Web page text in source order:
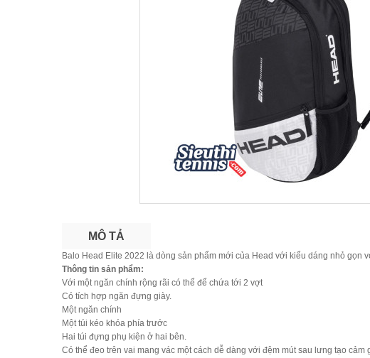
MÔ TẢ
Balo Head Elite 2022 là dòng sản phẩm mới của Head với kiểu dáng nhỏ
Thông tin sản phẩm:
Với một ngăn chính rộng rãi có thể để chứa tới 2 vợt
Có tích hợp ngăn đựng giày.
Một ngăn chính
Một túi kéo khóa phía trước
Hai túi đựng phụ kiện ở hai bên.
Có thể đeo trên vai mang vác một cách dễ dàng với đệm mút sau lưng tạo cảm